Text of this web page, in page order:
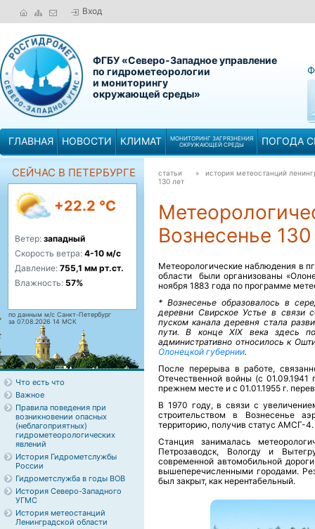
Вход
ФГБУ «Северо-Западное управление
по гидрометеорологии
и мониторингу
окружающей среды»
ГЛАВНАЯ НОВОСТИ КЛИМАТ
МОНИТОРИНГ ЗАГРЯЗНЕНИЯ
ОКРУЖАЮЩЕЙ СРЕДЫ
ПОГОДА
СЕЙЧАС В ПЕТЕРБУРГЕ
+22.2 °C
Ветер: западный
Скорость ветра: 4-10 м/с
Давление: 755,1 мм рт.ст.
Влажность: 57%
по данным м/с Санкт-Петербург
за 07.08.2026 14 МСК
Что есть что
Важное
Правила поведения при
возникновении опасных
(неблагоприятных)
гидрометеорологических
явлений
История Гидрометслужбы
России
Гидрометслужба в годы ВОВ
История Северо-Западного
УГМС
История метеостанций
Ленинградской области
статьи
» история метеостанций
130 лет
Вознесенье
Метеорологические наблюдения в
области были организованы
ноября 1883 года по программе
* Вознесенье образовалось в
деревни Свирское Устье в связи
пуском канала деревня стала
пути. В конце XIX века здесь
административно относилось к
Олонецкой губернии.
После перерыва в работе,
Отечественной войны (с
прежнем месте и с 01.01.1955 г.
В 1970 году, в связи с
строительством в Вознесенье
территорию, получив статус АМСГ-4.
Станция занималась
Петрозаводск, Вологду и
современной автомобильной
вышеперечисленными городами.
был закрыт, как нерентабельный.